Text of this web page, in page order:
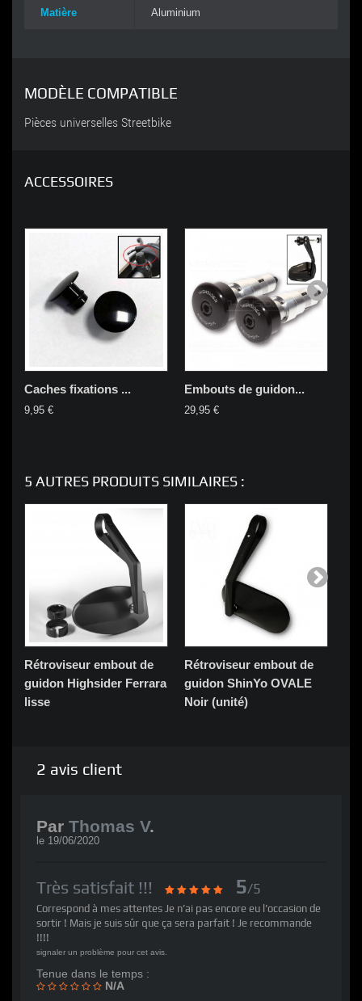
Matière Aluminium
MODÈLE COMPATIBLE
Pièces universelles Streetbike
ACCESSOIRES
Caches fixations ...
9,95 €
Embouts de guidon...
29,95 €
5 AUTRES PRODUITS SIMILAIRES :
Rétroviseur embout de
guidon Highsider Ferrara
lisse
Rétroviseur embout de
guidon ShinYo OVALE
Noir (unité)
2 avis client
Par Thomas V.
le 19/06/2020
Très satisfait !!! 5/5
Correspond à mes attentes Je n’ai pas encore eu l’occasion de
sortir ! Mais je suis sûr que ça sera parfait ! Je recommande
!!!!
signaler un problème pour cet avis.
Tenue dans le temps :
N/A